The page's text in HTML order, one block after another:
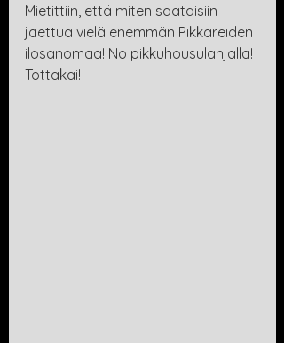
Mietittiin, että miten saataisiin
jaettua vielä enemmän Pikkareiden
ilosanomaa! No pikkuhousulahjalla!
Tottakai!